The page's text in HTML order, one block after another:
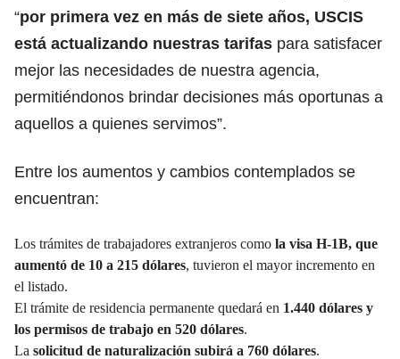
“por primera vez en más de siete años, USCIS
está actualizando nuestras tarifas para satisfacer
mejor las necesidades de nuestra agencia,
permitiéndonos brindar decisiones más oportunas a
aquellos a quienes servimos”.
Entre los aumentos y cambios contemplados se
encuentran:
Los trámites de trabajadores extranjeros como la visa H-1B, que
aumentó de 10 a 215 dólares, tuvieron el mayor incremento en
el listado.
El trámite de residencia permanente quedará en 1.440 dólares y
los permisos de trabajo en 520 dólares.
La solicitud de naturalización subirá a 760 dólares.